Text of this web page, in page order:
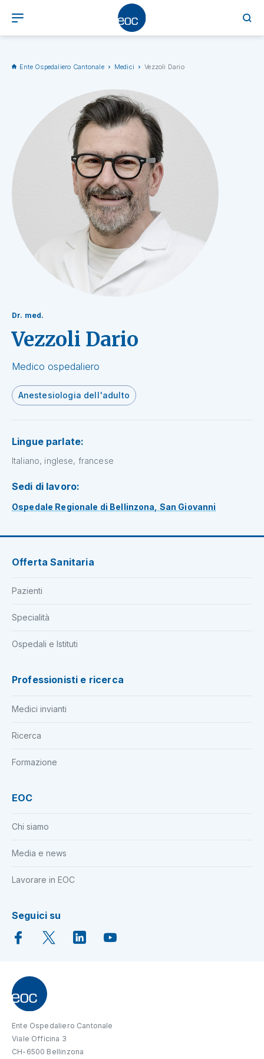
Ente Ospedaliero Cantonale Medici Vezzoli Dario
Dr. med.
Vezzoli Dario
Medico ospedaliero
Anestesiologia dell'adulto
Lingue parlate:
Italiano, inglese, francese
Sedi di lavoro:
Ospedale Regionale di Bellinzona, San Giovanni
Offerta Sanitaria
Pazienti
Specialità
Ospedali e Istituti
Professionisti e ricerca
Medici invianti
Ricerca
Formazione
EOC
Chi siamo
Media e news
Lavorare in EOC
Seguici su
Ente Ospedaliero Cantonale
Viale Officina 3
CH-6500 Bellinzona